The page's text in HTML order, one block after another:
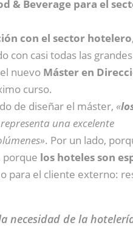
& Beverage para el
con el sector hotelero
con casi todas las grandes
nuevo Máster en
curso.
de diseñar el máster, «
una excelente
. Por un lado,
porque los hoteles son
el cliente externo:
necesidad de la